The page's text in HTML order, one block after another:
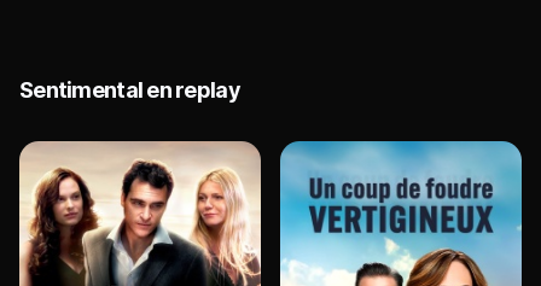
Sentimental en replay